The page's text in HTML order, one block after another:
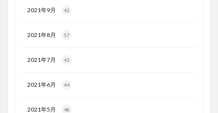
2021年9月 42
2021年8月 57
2021年7月 43
2021年6月 44
2021年5月 48